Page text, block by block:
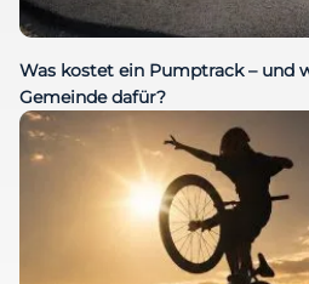
Was kostet ein Pumptrack – und
Gemeinde dafür?